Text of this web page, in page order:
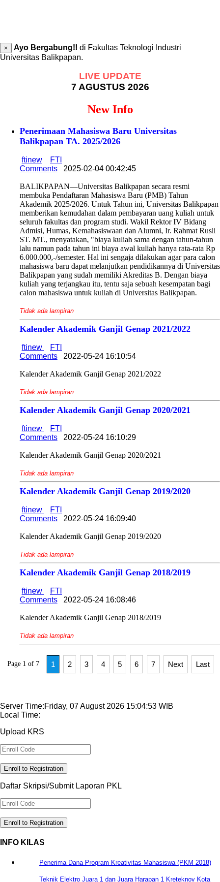
× Ayo Bergabung!! di Fakultas Teknologi Industri
Universitas Balikpapan.
LIVE UPDATE
7 AGUSTUS 2026
New Info
Penerimaan Mahasiswa Baru Universitas
Balikpapan TA. 2025/2026
ftinew
FTI
Comments
2025-02-04 00:42:45
BALIKPAPAN—Universitas Balikpapan secara resmi
membuka Pendaftaran Mahasiswa Baru (PMB) Tahun
Akademik 2025/2026. Untuk Tahun ini, Universitas Balikpapan
memberikan kemudahan dalam pembayaran uang kuliah untuk
seluruh fakultas dan program studi. Wakil Rektor IV Bidang
Admisi, Humas, Kemahasiswaan dan Alumni, Ir. Rahmat Rusli
ST. MT., menyatakan, "biaya kuliah sama dengan tahun-tahun
lalu namun pada tahun ini biaya awal kuliah hanya rata-rata Rp
6.000.000,-/semester. Hal ini sengaja dilakukan agar para calon
mahasiswa baru dapat melanjutkan pendidikannya di Universitas
Balikpapan yang sudah memiliki Akreditas B. Dengan biaya
kuliah yang terjangkau itu, tentu saja sebuah kesempatan bagi
calon mahasiswa untuk kuliah di Universitas Balikpapan.
Tidak ada lampiran
Kalender Akademik Ganjil Genap 2021/2022
ftinew
FTI
Comments
2022-05-24 16:10:54
Kalender Akademik Ganjil Genap 2021/2022
Tidak ada lampiran
Kalender Akademik Ganjil Genap 2020/2021
ftinew
FTI
Comments
2022-05-24 16:10:29
Kalender Akademik Ganjil Genap 2020/2021
Tidak ada lampiran
Kalender Akademik Ganjil Genap 2019/2020
ftinew
FTI
Comments
2022-05-24 16:09:40
Kalender Akademik Ganjil Genap 2019/2020
Tidak ada lampiran
Kalender Akademik Ganjil Genap 2018/2019
ftinew
FTI
Comments
2022-05-24 16:08:46
Kalender Akademik Ganjil Genap 2018/2019
Tidak ada lampiran
Page 1 of 7 1 2 3 4 5 6 7 Next Last
Server Time:Friday, 07 August 2026 15:04:53 WIB
Local Time:
Upload KRS
Enroll to Registration
Daftar Skripsi/Submit Laporan PKL
Enroll to Registration
INFO KILAS
Penerima Dana Program Kreativitas Mahasiswa (PKM 2018)
Teknik Elektro Juara 1 dan Juara Harapan 1 Kreteknov Kota